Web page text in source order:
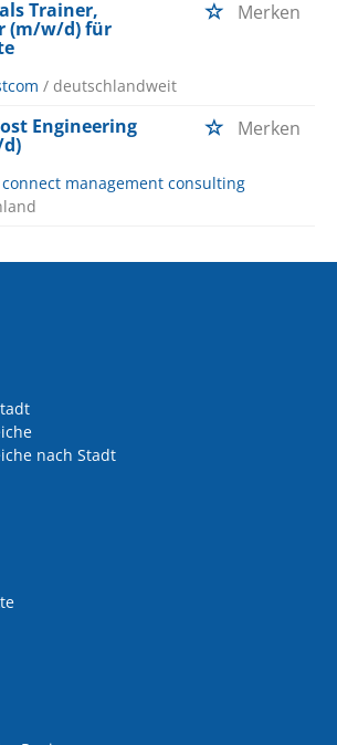
Trainer,
(m/w/d) für
Merken
/ deutschlandweit
Engineering Merken
management consulting
nach Stadt